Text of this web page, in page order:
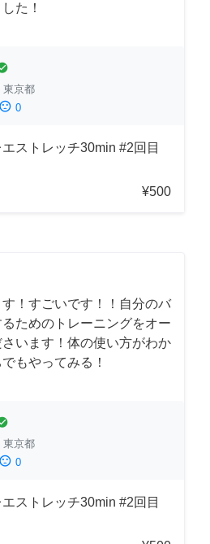
た！
東京都
sentiment_dissatisfied 0
エストレッチ30min #2回目
¥500
！すごいです！！自分のバ
ためのトレーニングをオー
います！体の使い方がわか
もやってみる！
東京都
sentiment_dissatisfied 0
エストレッチ30min #2回目